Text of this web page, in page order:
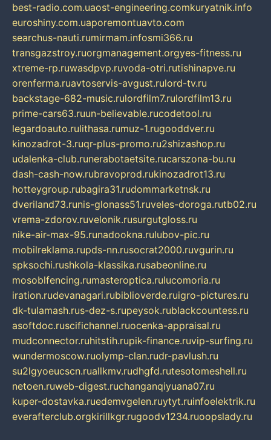
best-radio.com.uaost-engineering.comkuryatnik.info
euroshiny.com.uaporemontuavto.com
searchus-nauti.rumirmam.infosmi366.ru
transgazstroy.ruorgmanagement.orgyes-fitness.ru
xtreme-rp.ruwasdpvp.ruvoda-otri.rutishinapve.ru
orenferma.ruavtoservis-avgust.rulord-tv.ru
backstage-682-music.rulordfilm7.rulordfilm13.ru
prime-cars63.ruun-believable.rucodetool.ru
legardoauto.rulithasa.rumuz-1.rugooddver.ru
kinozadrot-3.ruqr-plus-promo.ru2shizashop.ru
udalenka-club.runerabotaetsite.rucarszona-bu.ru
dash-cash-now.rubravoprod.rukinozadrot13.ru
hotteygroup.rubagira31.rudommarketnsk.ru
dveriland73.runis-glonass51.ruveles-doroga.rutb02.ru
vrema-zdorov.ruvelonik.rusurgutgloss.ru
nike-air-max-95.runadookna.rulubov-pic.ru
mobilreklama.rupds-nn.rusocrat2000.ruvgurin.ru
spksochi.rushkola-klassika.rusabeonline.ru
mosoblfencing.rumasteroptica.rulucomoria.ru
iration.rudevanagari.rubiblioverde.ruigro-pictures.ru
dk-tulamash.rus-dez-s.rupeysok.rublackcountess.ru
asoftdoc.ruscifichannel.ruocenka-appraisal.ru
mudconnector.ruhitstih.rupik-finance.ruvip-surfing.ru
wundermoscow.ruolymp-clan.rudr-pavlush.ru
su2lgyoeucscn.ruallkmv.rudhgfd.rutesotomeshell.ru
netoen.ruweb-digest.ruchanganqiyuana07.ru
kuper-dostavka.ruedemvgelen.ruytyt.ruinfoelektrik.ru
everafterclub.orgkirillkgr.rugoodv1234.ruoopslady.ru